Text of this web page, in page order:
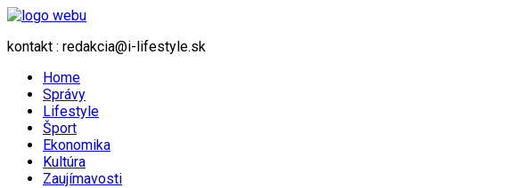
kontakt : redakcia@i-lifestyle.sk
Home
Správy
Lifestyle
Šport
Ekonomika
Kultúra
Zaujímavosti